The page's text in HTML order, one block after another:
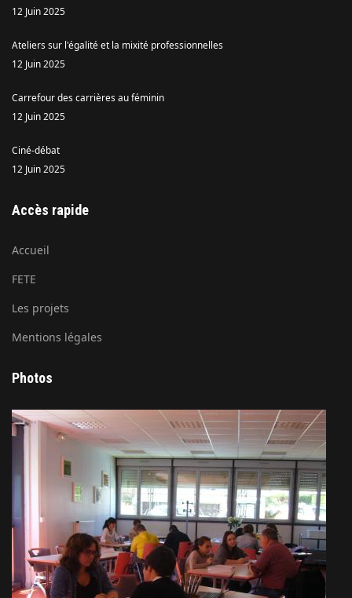
12 Juin 2025
Ateliers sur l'égalité et la mixité professionnelles
12 Juin 2025
Carrefour des carrières au féminin
12 Juin 2025
Ciné-débat
12 Juin 2025
Accès rapide
Accueil
FETE
Les projets
Mentions légales
Photos